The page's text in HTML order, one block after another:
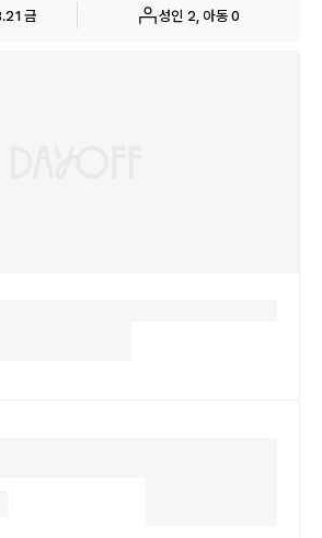
금 성인 2, 아동 0